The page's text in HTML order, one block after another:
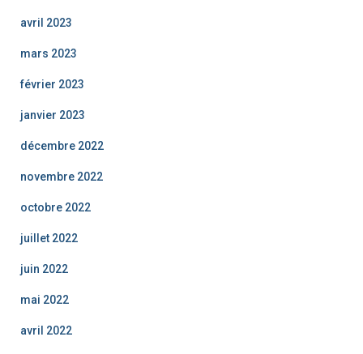
avril 2023
mars 2023
février 2023
janvier 2023
décembre 2022
novembre 2022
octobre 2022
juillet 2022
juin 2022
mai 2022
avril 2022